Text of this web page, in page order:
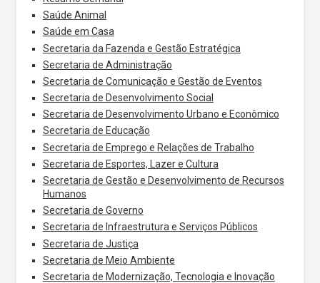
Saúde Animal
Saúde em Casa
Secretaria da Fazenda e Gestão Estratégica
Secretaria de Administração
Secretaria de Comunicação e Gestão de Eventos
Secretaria de Desenvolvimento Social
Secretaria de Desenvolvimento Urbano e Econômico
Secretaria de Educação
Secretaria de Emprego e Relações de Trabalho
Secretaria de Esportes, Lazer e Cultura
Secretaria de Gestão e Desenvolvimento de Recursos
Humanos
Secretaria de Governo
Secretaria de Infraestrutura e Serviços Públicos
Secretaria de Justiça
Secretaria de Meio Ambiente
Secretaria de Modernização, Tecnologia e Inovação